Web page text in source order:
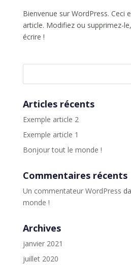
Bienvenue sur WordPress. Ceci
article. Modifiez ou supprimez-
écrire !
Articles récents
Exemple article 2
Exemple article 1
Bonjour tout le monde !
Commentaires récents
Un commentateur WordPress
monde !
Archives
janvier 2021
juillet 2020